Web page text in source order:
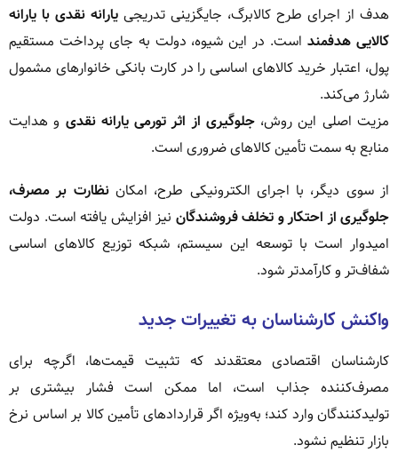
هدف از اجرای طرح کالابرگ، جایگزینی تدریجی یارانه نقدی با یارانه
کالایی هدفمنداست. در این شیوه، دولت به جای پرداخت مستقیم
پول، اعتبار خرید کالاهای اساسی را در کارت بانکی خانوارهای مشمول
شارژ می‌کند.
مزیت اصلی این روش،جلوگیری از اثر تورمی یارانه نقدی و هدایت
منابع به سمت تأمین کالاهای ضروری است.
از سوی دیگر، با اجرای الکترونیکی طرح، امکاننظارت بر مصرف،
جلوگیری از احتکار و تخلف فروشندگان نیز افزایش یافته است. دولت
امیدوار است با توسعه این سیستم، شبکه توزیع کالاهای اساسی
شفاف‌تر و کارآمدتر شود.
واکنش کارشناسان به تغییرات جدید
کارشناسان اقتصادی معتقدند که تثبیت قیمت‌ها، اگرچه برای
مصرف‌کننده جذاب است، اما ممکن است فشار بیشتری بر
تولیدکنندگان وارد کند؛ به‌ویژه اگر قراردادهای تأمین کالا بر اساس نرخ
بازار تنظیم نشود.